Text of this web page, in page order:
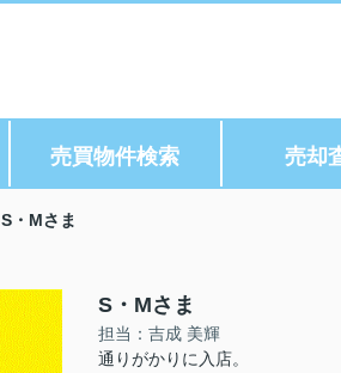
売買物件検索 売却
S・Mさま
S・Mさま
担当：吉成 美輝
通りがかりに入店。